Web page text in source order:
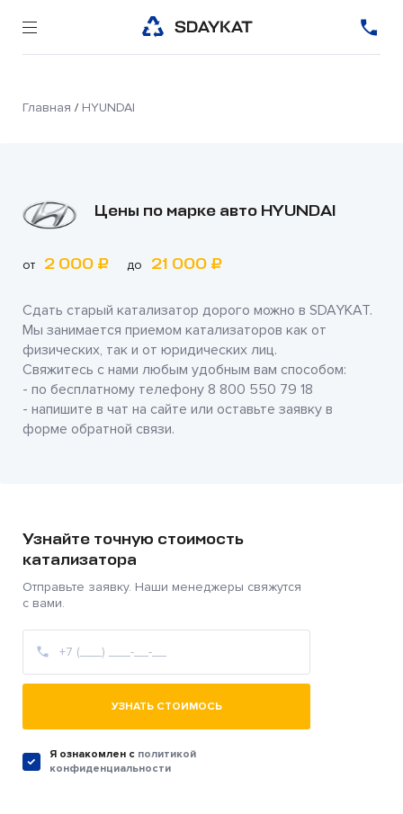
Главная / HYUNDAI
Цены по марке авто HYUNDAI
от 2 000 ₽ до 21 000 ₽
Сдать старый катализатор дорого можно в SDAYKAT.
Мы занимается приемом катализаторов как от
физических, так и от юридических лиц.
Свяжитесь с нами любым удобным вам способом:
- по бесплатному телефону 8 800 550 79 18
- напишите в чат на сайте или оставьте заявку в
форме обратной связи.
Узнайте точную стоимость
катализатора
Отправьте заявку. Наши менеджеры свяжутся
с вами.
УЗНАТЬ СТОИМОСЬ
Я ознакомлен c политикой
конфиденциальности